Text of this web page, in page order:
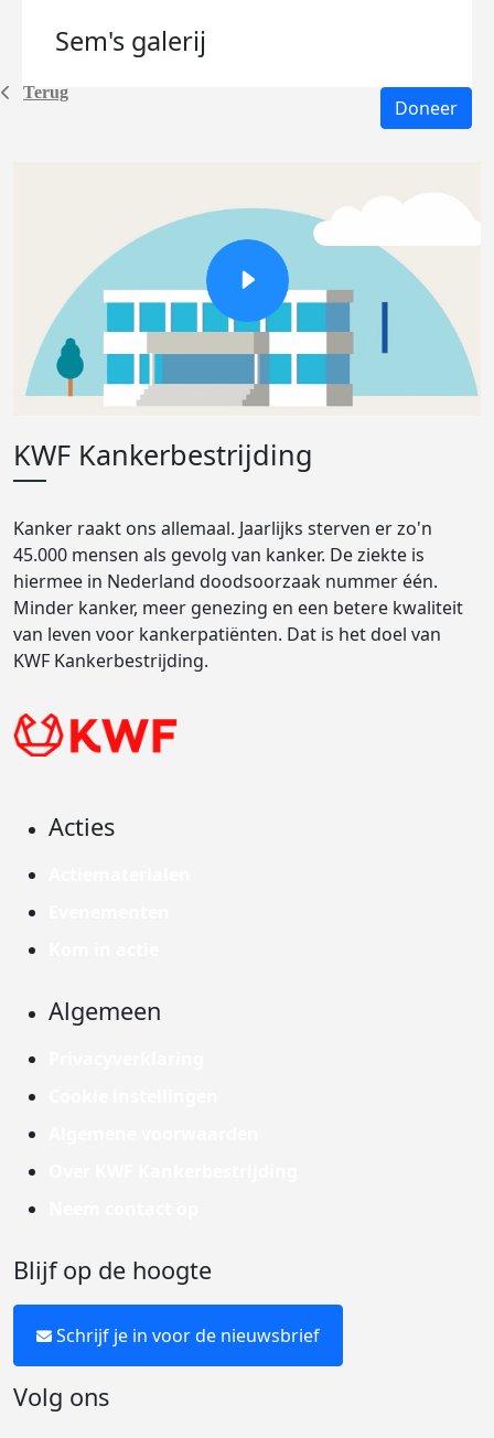
Terug
Sem's galerij
Doneer
KWF Kankerbestrijding
Kanker raakt ons allemaal. Jaarlijks sterven er zo'n
45.000 mensen als gevolg van kanker. De ziekte is
hiermee in Nederland doodsoorzaak nummer één.
Minder kanker, meer genezing en een betere kwaliteit
van leven voor kankerpatiënten. Dat is het doel van
KWF Kankerbestrijding.
Acties
Algemeen
Blijf op de hoogte
Schrijf je in voor de nieuwsbrief
Volg ons